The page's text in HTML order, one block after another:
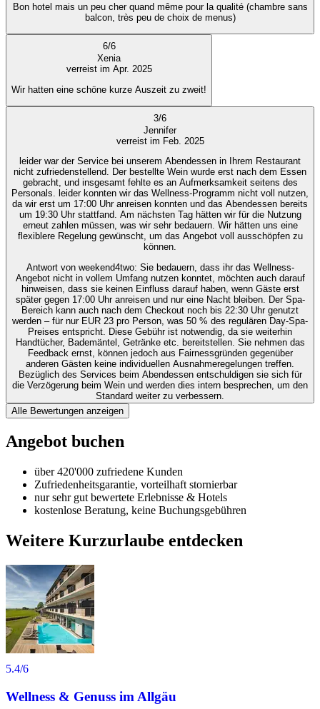
Bon hotel mais un peu cher quand même pour la qualité (chambre sans
balcon, très peu de choix de menus)
6/6
Xenia
verreist im Apr. 2025
Wir hatten eine schöne kurze Auszeit zu zweit!
3/6
Jennifer
verreist im Feb. 2025
leider war der Service bei unserem Abendessen in Ihrem Restaurant
nicht zufriedenstellend. Der bestellte Wein wurde erst nach dem Essen
gebracht, und insgesamt fehlte es an Aufmerksamkeit seitens des
Personals. leider konnten wir das Wellness-Programm nicht voll nutzen,
da wir erst um 17:00 Uhr anreisen konnten und das Abendessen bereits
um 19:30 Uhr stattfand. Am nächsten Tag hätten wir für die Nutzung
erneut zahlen müssen, was wir sehr bedauern. Wir hätten uns eine
flexiblere Regelung gewünscht, um das Angebot voll ausschöpfen zu
können.
Antwort von weekend4two: Sie bedauern, dass ihr das Wellness-
Angebot nicht in vollem Umfang nutzen konntet, möchten auch darauf
hinweisen, dass sie keinen Einfluss darauf haben, wenn Gäste erst
später gegen 17:00 Uhr anreisen und nur eine Nacht bleiben. Der Spa-
Bereich kann auch nach dem Checkout noch bis 22:30 Uhr genutzt
werden – für nur EUR 23 pro Person, was 50 % des regulären Day-Spa-
Preises entspricht. Diese Gebühr ist notwendig, da sie weiterhin
Handtücher, Bademäntel, Getränke etc. bereitstellen. Sie nehmen das
Feedback ernst, können jedoch aus Fairnessgründen gegenüber
anderen Gästen keine individuellen Ausnahmeregelungen treffen.
Bezüglich des Services beim Abendessen entschuldigen sie sich für
die Verzögerung beim Wein und werden dies intern besprechen, um den
Standard weiter zu verbessern.
Alle Bewertungen anzeigen
Angebot buchen
über 420'000 zufriedene Kunden
Zufriedenheitsgarantie, vorteilhaft stornierbar
nur sehr gut bewertete Erlebnisse & Hotels
kostenlose Beratung, keine Buchungsgebühren
Weitere Kurzurlaube entdecken
5.4/6
Wellness & Genuss im Allgäu